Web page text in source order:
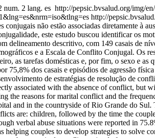
num. 2 lang. es http://pepsic.bvsalud.org/img/
http://
conjugais não estão associadas diretamente à
este estudo buscou identificar os
delineamento descritivo, com 149 casais de
e a Escala de Conflito Conjugal. Os
as tarefas domésticas e, por fim, o sexo e as
75,8% dos casais e episódios de agressão
de estratégias de resolução de
associated with the absence of conflict, but
the reasons for marital conflict and the
and in the countryside of Rio Grande do
are: children, followed by the time the
verbal abuse situations were reported in
couples to develop strategies to solve